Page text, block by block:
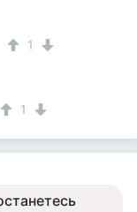
1
1